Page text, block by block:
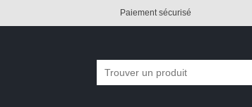
Paiement sécurisé